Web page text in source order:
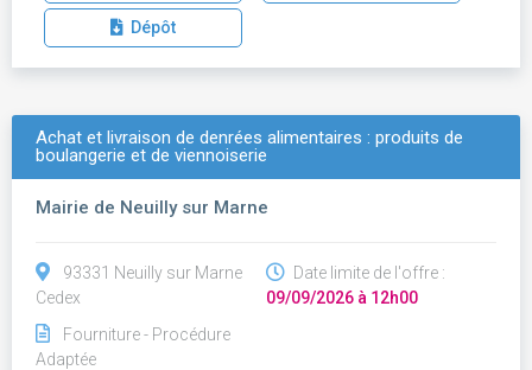
Dépôt
Achat et livraison de denrées alimentaires : produits de
boulangerie et de viennoiserie
Mairie de Neuilly sur Marne
93331 Neuilly sur Marne
Cedex
Fourniture - Procédure
Adaptée
Date limite de l'offre :
09/09/2026 à 12h00